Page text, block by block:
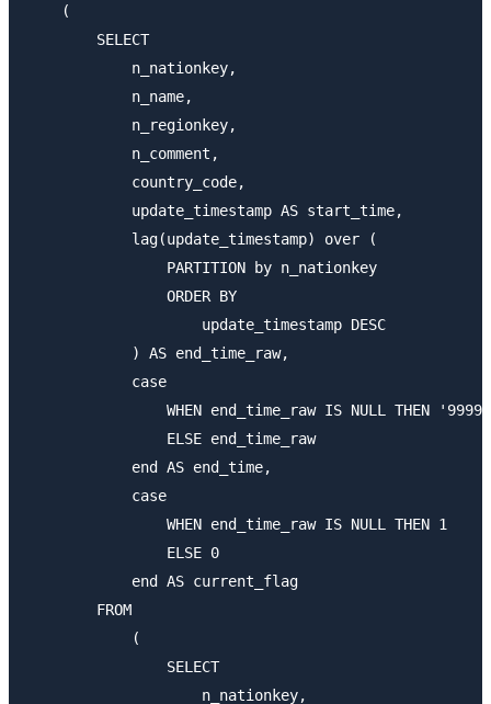
    (
        SELECT
            n_nationkey,
            n_name,
            n_regionkey,
            n_comment,
            country_code,
            update_timestamp AS start_time,
            lag(update_timestamp) over (
                PARTITION by n_nationkey
                ORDER BY
                    update_timestamp DESC
            ) AS end_time_raw,
            case
WHEN end_time_raw IS NULL THEN
                ELSE end_time_raw
            end AS end_time,
            case
                WHEN end_time_raw IS NULL THEN 1
                ELSE 0
            end AS current_flag
        FROM
            (
                SELECT
                    n_nationkey,